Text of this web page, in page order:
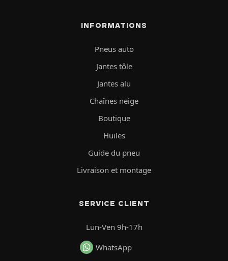
INFORMATIONS
Pneus auto
Jantes tôle
Jantes alu
Chaînes neige
Boutique
Huiles
Guide du pneu
Livraison et montage
SERVICE CLIENT
Lun-Ven 9h-17h
WhatsApp